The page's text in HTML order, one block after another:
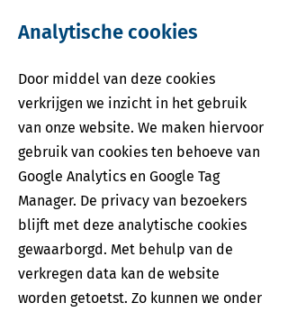
Analytische cookies
Door middel van deze cookies
verkrijgen we inzicht in het gebruik
van onze website. We maken hiervoor
gebruik van cookies ten behoeve van
Google Analytics en Google Tag
Manager. De privacy van bezoekers
blijft met deze analytische cookies
gewaarborgd. Met behulp van de
verkregen data kan de website
worden getoetst. Zo kunnen we onder